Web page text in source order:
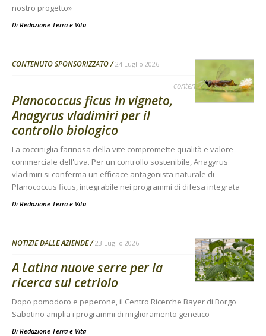
nostro progetto»
Di Redazione Terra e Vita
CONTENUTO SPONSORIZZATO 24 Luglio 2026
contenuto sponsorizzato
Planococcus ficus in vigneto,
Anagyrus vladimiri per il
controllo biologico
La cocciniglia farinosa della vite compromette qualità e valore
commerciale dell'uva. Per un controllo sostenibile, Anagyrus
vladimiri si conferma un efficace antagonista naturale di
Planococcus ficus, integrabile nei programmi di difesa integrata
Di Redazione Terra e Vita -
NOTIZIE DALLE AZIENDE 23 Luglio 2026
A Latina nuove serre per la
ricerca sul cetriolo
Dopo pomodoro e peperone, il Centro Ricerche Bayer di Borgo
Sabotino amplia i programmi di miglioramento genetico
Di Redazione Terra e Vita